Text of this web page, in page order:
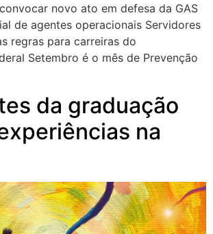
novo ato em defesa da GAS
de agentes operacionais Servidores
regras para carreiras do
Setembro é o mês de Prevenção
da graduação
na